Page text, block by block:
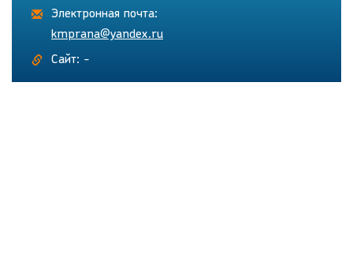
Электронная почта:
kmprana@yandex.ru
Сайт: -